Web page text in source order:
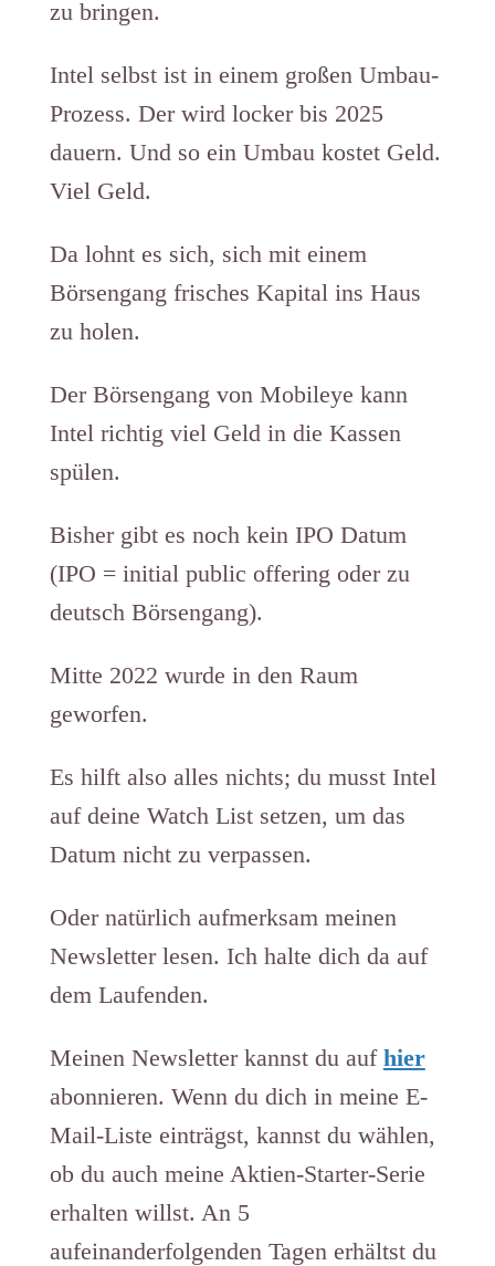
zu bringen.
Intel selbst ist in einem großen Umbau-
Prozess. Der wird locker bis 2025
dauern. Und so ein Umbau kostet Geld.
Viel Geld.
Da lohnt es sich, sich mit einem
Börsengang frisches Kapital ins Haus
zu holen.
Der Börsengang von Mobileye kann
Intel richtig viel Geld in die Kassen
spülen.
Bisher gibt es noch kein IPO Datum
(IPO = initial public offering oder zu
deutsch Börsengang).
Mitte 2022 wurde in den Raum
geworfen.
Es hilft also alles nichts; du musst Intel
auf deine Watch List setzen, um das
Datum nicht zu verpassen.
Oder natürlich aufmerksam meinen
Newsletter lesen. Ich halte dich da auf
dem Laufenden.
Meinen Newsletter kannst du auf hier
abonnieren. Wenn du dich in meine E-
Mail-Liste einträgst, kannst du wählen,
ob du auch meine Aktien-Starter-Serie
erhalten willst. An 5
aufeinanderfolgenden Tagen erhältst du